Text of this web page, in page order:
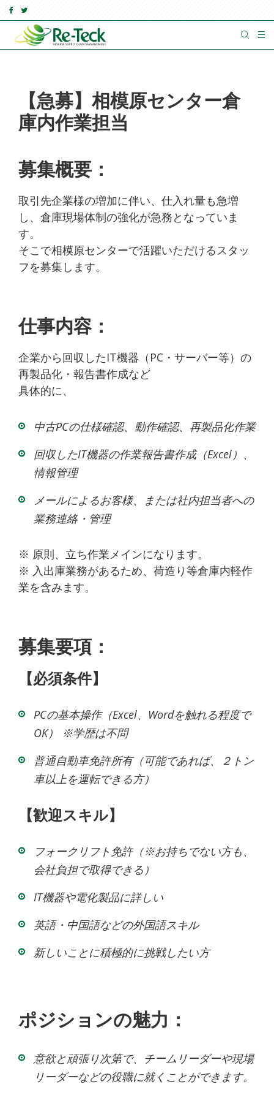
【急募】相模原センター倉
庫内作業担当
募集概要：
取引先企業様の増加に伴い、仕入れ量も急増
し、倉庫現場体制の強化が急務となっていま
す。
そこで相模原センターで活躍いただけるスタッ
フを募集します。
仕事内容：
企業から回収したIT機器（PC・サーバー等）の
再製品化・報告書作成など
具体的に、
中古PCの仕様確認、動作確認、再製品化作業
回収したIT機器の作業報告書作成（Excel）、
情報管理
メールによるお客様、または社内担当者への
業務連絡・管理
※ 原則、立ち作業メインになります。
※ 入出庫業務があるため、荷造り等倉庫内軽作
業を含みます。
募集要項：
【必須条件】
PCの基本操作（Excel、Wordを触れる程度で
OK） ※学歴は不問
普通自動車免許所有（可能であれば、２トン
車以上を運転できる方）
【歓迎スキル】
フォークリフト免許（※お持ちでない方も、
会社負担で取得できる）
IT機器や電化製品に詳しい
英語・中国語などの外国語スキル
新しいことに積極的に挑戦したい方
ポジションの魅力：
意欲と頑張り次第で、チームリーダーや現場
リーダーなどの役職に就くことができます。